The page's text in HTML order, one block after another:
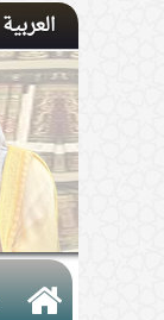
العربية